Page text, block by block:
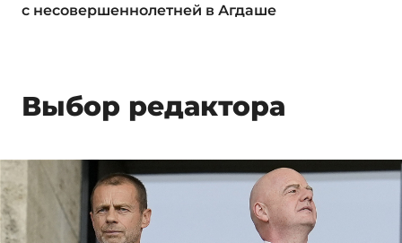
с несовершеннолетней в Агдаше
Выбор редактора